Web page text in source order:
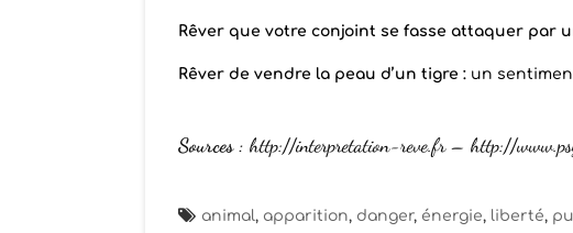
Rêver que votre conjoint se fasse attaquer par
Rêver de vendre la peau d’un tigre : un
Sources : http://interpretation-reve.fr – http://
animal, apparition, danger, énergie, liberté,